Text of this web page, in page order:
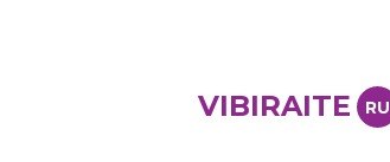
VIBIRAITE RU